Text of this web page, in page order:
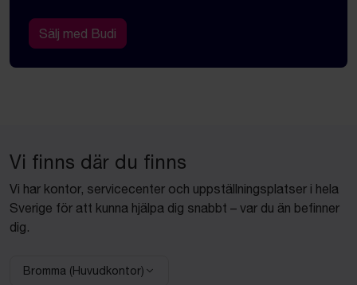
Sälj med Budi
Vi finns där du finns
Vi har kontor, servicecenter och uppställningsplatser i hela
Sverige för att kunna hjälpa dig snabbt – var du än befinner
dig.
Välj anläggning:
Bromma (Huvudkontor)